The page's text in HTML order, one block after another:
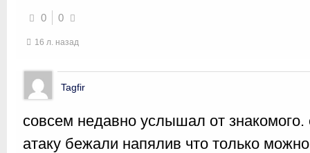
0 0
16 л. назад
Tagfir
совсем недавно услышал от знакомого.
атаку бежали напялив что только